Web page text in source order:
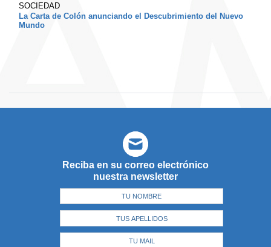
SOCIEDAD
La Carta de Colón anunciando el Descubrimiento del Nuevo
Mundo
Reciba en su correo electrónico
nuestra newsletter